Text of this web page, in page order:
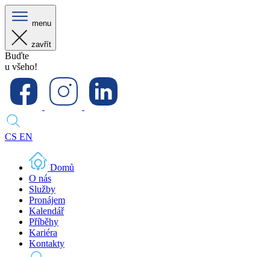
menu
zavřít
Buďte
u všeho!
CS EN
Domů
O nás
Služby
Pronájem
Kalendář
Příběhy
Kariéra
Kontakty